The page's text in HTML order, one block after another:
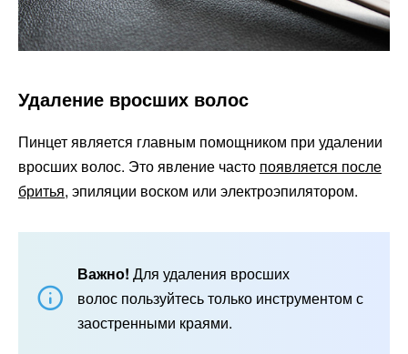
Удаление вросших волос
Пинцет является главным помощником при удалении
вросших волос. Это явление часто появляется после
бритья, эпиляции воском или электроэпилятором.
Важно! Для удаления вросших
волос пользуйтесь только инструментом с
заостренными краями.